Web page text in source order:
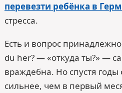
перевезти ребёнка в
стресса.
Есть и вопрос
du her? — «откуда ты?» —
враждебна. Но спустя
сильнее, чем в первый